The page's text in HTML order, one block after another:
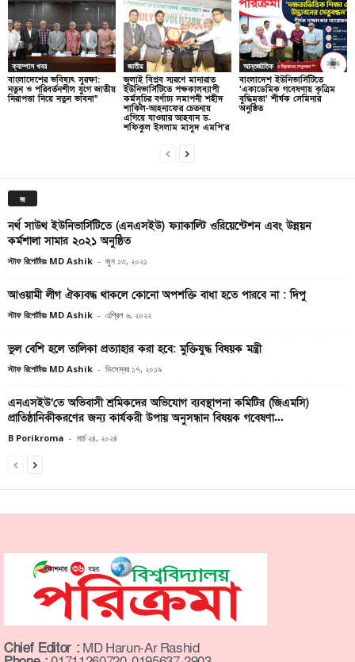
ক্যাম্পাস খবর
বাংলাদেশের ভবিষ্যৎ সুরক্ষা:
নতুন ও পরিবর্তনশীল যুগে জাতীয়
নিরাপত্তা নিয়ে নতুন ভাবনা”
জাতীয়
জুলাই বিপ্লব স্মরণে মানারাত
ইউনিভার্সিটিতে পক্ষকালব্যাপী
কর্মসূচির বর্ণাঢ্য সমাপনী শহীদ
শাকিল-আহনাফের চেতনায়
এগিয়ে যাওয়ার আহবান ড.
শফিকুল ইসলাম মাসুদ এমপি’র
আন্তর্জাতিক
বাংলাদেশ ইউনিভার্সিটিতে
‘একাডেমিক গবেষণায় কৃত্রিম
বুদ্ধিমত্তা’ শীর্ষক সেমিনার
অনুষ্ঠিত
জ
নর্থ সাউথ ইউনিভার্সিটিতে (এনএসইউ) ফ্যাকাল্টি ওরিয়েন্টেশন এবং উন্নয়ন
কর্মশালা সামার ২০২১ অনুষ্ঠিত
স্টাফ রিপোর্টারঃ MD Ashik - জুন ১৩, ২০২১
আওয়ামী লীগ ঐক্যবদ্ধ থাকলে কোনো অপশক্তি বাধা হতে পারবে না : দিপু
স্টাফ রিপোর্টারঃ MD Ashik - এপ্রিল ৬, ২০২২
ভুল বেশি হলে তালিকা প্রত্যাহার করা হবে: মুক্তিযুদ্ধ বিষয়ক মন্ত্রী
স্টাফ রিপোর্টারঃ MD Ashik - ডিসেম্বর ১৭, ২০১৯
এনএসইউ’তে অভিবাসী শ্রমিকদের অভিযোগ ব্যবস্থাপনা কমিটির (জিএমসি)
প্রাতিষ্ঠানিকীকরণের জন্য কার্যকরী উপায় অনুসন্ধান বিষয়ক গবেষণা...
B Porikroma - মার্চ ২৪, ২০২৪
Chief Editor : MD Harun-Ar Rashid